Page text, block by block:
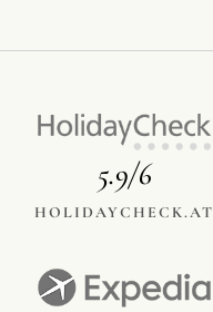
5.9/6
HOLIDAYCHECK.AT